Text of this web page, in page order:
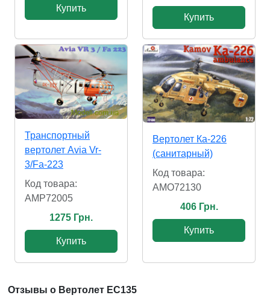
Купить
Купить
Транспортный
вертолет Avia Vr-
3/Fa-223
Код товара:
AMP72005
1275 Грн.
Купить
Вертолет Ка-226
(санитарный)
Код товара:
AMO72130
406 Грн.
Купить
Отзывы о Вертолет EC135